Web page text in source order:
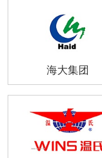
海大集团